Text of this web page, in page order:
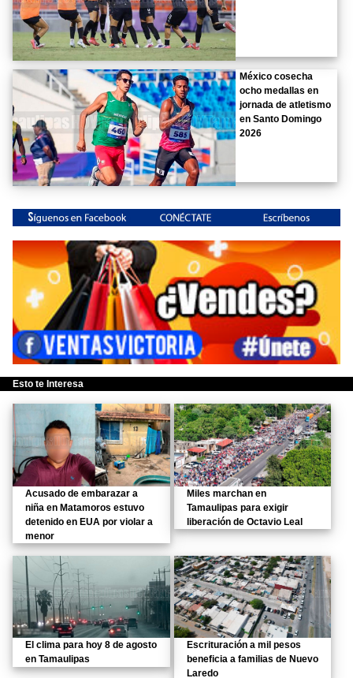
México cosecha
ocho medallas en
jornada de atletismo
en Santo Domingo
2026
Esto te Interesa
Acusado de embarazar a
niña en Matamoros estuvo
detenido en EUA por violar a
menor
Miles marchan en
Tamaulipas para exigir
liberación de Octavio Leal
El clima para hoy 8 de agosto
en Tamaulipas
Escrituración a mil pesos
beneficia a familias de Nuevo
Laredo